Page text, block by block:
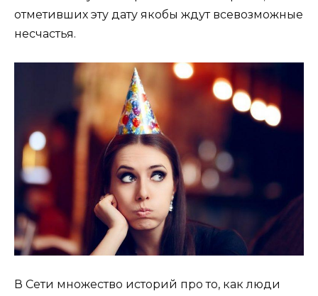
отметивших эту дату якобы ждут всевозможные
несчастья.
В Сети множество историй про то, как люди